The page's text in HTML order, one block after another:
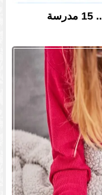
مدارس التمريض في الجيزة 2026.. 15 مدرسة